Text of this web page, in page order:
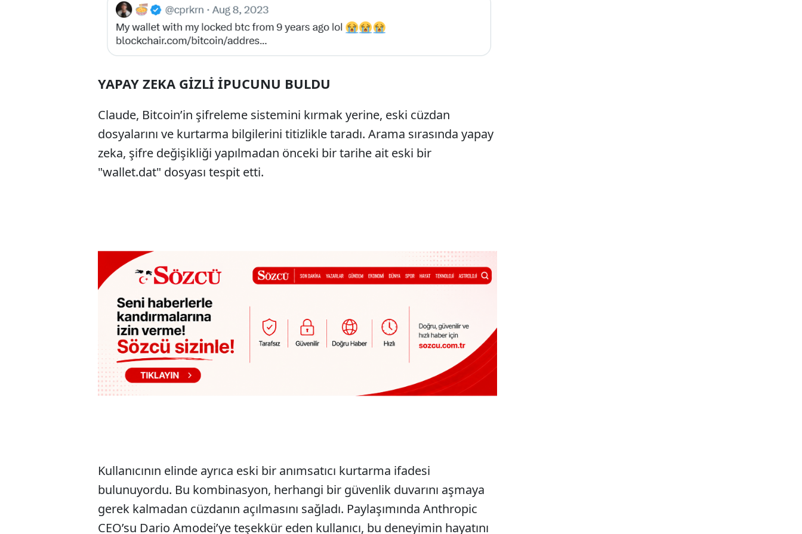
YAPAY ZEKA GİZLİ İPUCUNU BULDU
Claude, Bitcoin’in şifreleme sistemini kırmak yerine, eski cüzdan
dosyalarını ve kurtarma bilgilerini titizlikle taradı. Arama sırasında yapay
zeka, şifre değişikliği yapılmadan önceki bir tarihe ait eski bir
"wallet.dat" dosyası tespit etti.
Kullanıcının elinde ayrıca eski bir anımsatıcı kurtarma ifadesi
bulunuyordu. Bu kombinasyon, herhangi bir güvenlik duvarını aşmaya
gerek kalmadan cüzdanın açılmasını sağladı. Paylaşımında Anthropic
CEO’su Dario Amodei’ye teşekkür eden kullanıcı, bu deneyimin hayatını